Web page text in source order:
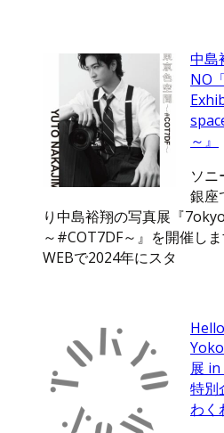
中島
NO
～』
ソニ
銀座
り中島裕翔の写真展『
～#COT7DF～』を開催し
WEBで2024年にスタ
展 in
特別
わく